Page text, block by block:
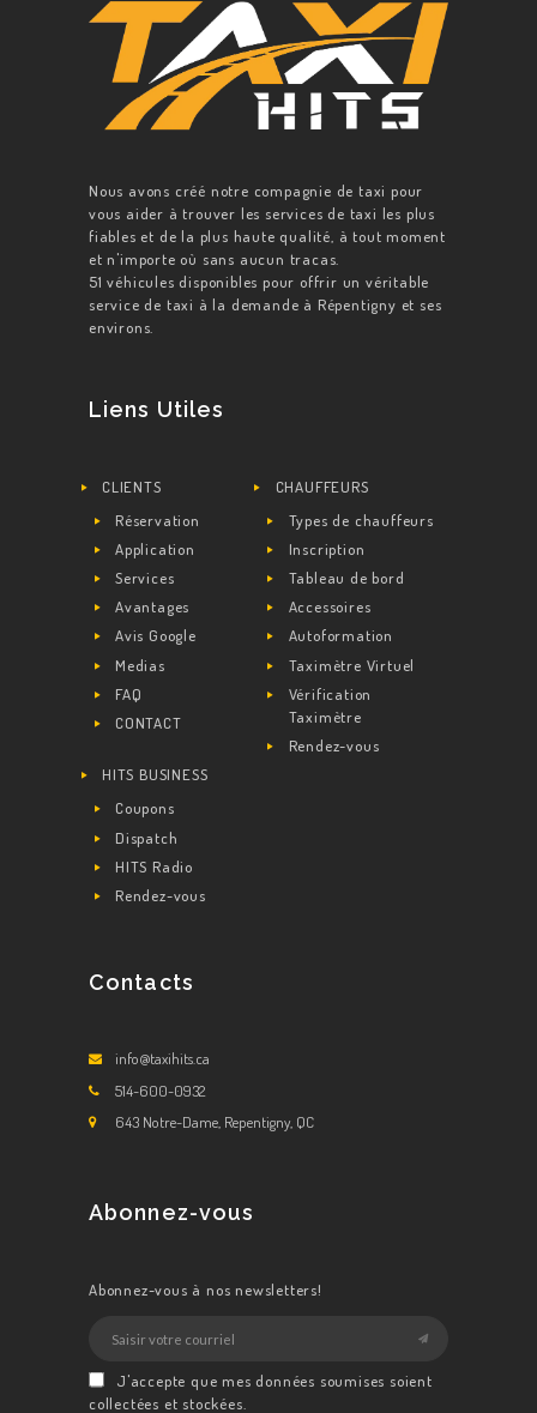
Nous avons créé notre compagnie de taxi pour
vous aider à trouver les services de taxi les plus
fiables et de la plus haute qualité, à tout moment
et n'importe où sans aucun tracas.
51 véhicules disponibles pour offrir un véritable
service de taxi à la demande à Répentigny et ses
environs.
Liens Utiles
CLIENTS
Réservation
Application
Services
Avantages
Avis Google
Medias
FAQ
CONTACT
CHAUFFEURS
Types de chauffeurs
Inscription
Tableau de bord
Accessoires
Autoformation
Taximètre Virtuel
Vérification
Taximètre
Rendez-vous
HITS BUSINESS
Coupons
Dispatch
HITS Radio
Rendez-vous
Contacts
info@taxihits.ca
514-600-0932
643 Notre-Dame, Repentigny, QC
Abonnez-vous
Abonnez-vous à nos newsletters!
J'accepte que mes données soumises soient
collectées et stockées.